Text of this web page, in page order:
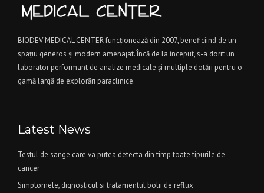
BIODEV MEDICAL CENTER funcţionează din 2007, beneficiind de un
spaţiu generos şi modern amenajat. Încă de la început, s-a dorit un
laborator performant de analize medicale şi multiple dotări pentru o
gamă largă de explorări paraclinice.
Latest News
Testul de sange care va putea detecta din timp toate tipurile de
cancer
Simptomele, dignosticul si tratamentul bolii de reflux